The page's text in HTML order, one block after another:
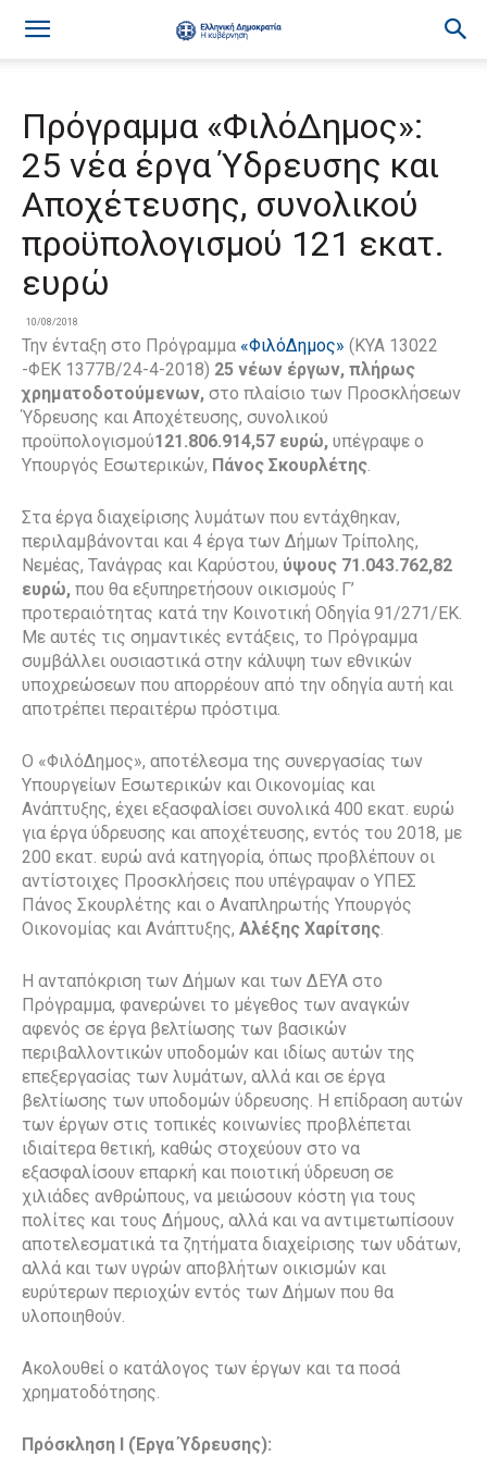
Πρόγραμμα «ΦιλόΔημος»:
25 νέα έργα Ύδρευσης και
Αποχέτευσης, συνολικού
προϋπολογισμού 121 εκατ.
ευρώ
10/08/2018
Την ένταξη στο Πρόγραμμα «ΦιλόΔημος» (ΚΥΑ 13022
-ΦΕΚ 1377Β/24-4-2018) 25 νέων έργων, πλήρως
χρηματοδοτούμενων, στο πλαίσιο των Προσκλήσεων
Ύδρευσης και Αποχέτευσης, συνολικού
προϋπολογισμού121.806.914,57 ευρώ, υπέγραψε ο
Υπουργός Εσωτερικών, Πάνος Σκουρλέτης.
Στα έργα διαχείρισης λυμάτων που εντάχθηκαν,
περιλαμβάνονται και 4 έργα των Δήμων Τρίπολης,
Νεμέας, Τανάγρας και Καρύστου, ύψους 71.043.762,82
ευρώ, που θα εξυπηρετήσουν οικισμούς Γ’
προτεραιότητας κατά την Κοινοτική Οδηγία 91/271/ΕΚ.
Με αυτές τις σημαντικές εντάξεις, το Πρόγραμμα
συμβάλλει ουσιαστικά στην κάλυψη των εθνικών
υποχρεώσεων που απορρέουν από την οδηγία αυτή και
αποτρέπει περαιτέρω πρόστιμα.
Ο «ΦιλόΔημος», αποτέλεσμα της συνεργασίας των
Υπουργείων Εσωτερικών και Οικονομίας και
Ανάπτυξης, έχει εξασφαλίσει συνολικά 400 εκατ. ευρώ
για έργα ύδρευσης και αποχέτευσης, εντός του 2018, με
200 εκατ. ευρώ ανά κατηγορία, όπως προβλέπουν οι
αντίστοιχες Προσκλήσεις που υπέγραψαν ο ΥΠΕΣ
Πάνος Σκουρλέτης και ο Αναπληρωτής Υπουργός
Οικονομίας και Ανάπτυξης, Αλέξης Χαρίτσης.
Η ανταπόκριση των Δήμων και των ΔΕΥΑ στο
Πρόγραμμα, φανερώνει το μέγεθος των αναγκών
αφενός σε έργα βελτίωσης των βασικών
περιβαλλοντικών υποδομών και ιδίως αυτών της
επεξεργασίας των λυμάτων, αλλά και σε έργα
βελτίωσης των υποδομών ύδρευσης. Η επίδραση αυτών
των έργων στις τοπικές κοινωνίες προβλέπεται
ιδιαίτερα θετική, καθώς στοχεύουν στο να
εξασφαλίσουν επαρκή και ποιοτική ύδρευση σε
χιλιάδες ανθρώπους, να μειώσουν κόστη για τους
πολίτες και τους Δήμους, αλλά και να αντιμετωπίσουν
αποτελεσματικά τα ζητήματα διαχείρισης των υδάτων,
αλλά και των υγρών αποβλήτων οικισμών και
ευρύτερων περιοχών εντός των Δήμων που θα
υλοποιηθούν.
Ακολουθεί ο κατάλογος των έργων και τα ποσά
χρηματοδότησης.
Πρόσκληση Ι (Έργα Ύδρευσης):